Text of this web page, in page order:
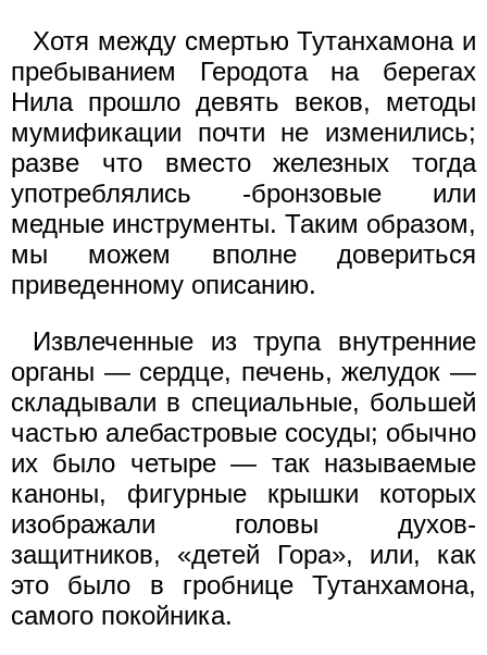
Хотя между смертью Тутанхамона и
пребыванием Геродота на берегах
Нила прошло девять веков, методы
мумификации почти не изменились;
разве что вместо железных тогда
употреблялись -бронзовые или
медные инструменты. Таким образом,
мы можем вполне довериться
приведенному описанию.
Извлеченные из трупа внутренние
органы — сердце, печень, желудок —
складывали в специальные, большей
частью алебастровые сосуды; обычно
их было четыре — так называемые
каноны, фигурные крышки которых
изображали головы духов-
защитников, «детей Гора», или, как
это было в гробнице Тутанхамона,
самого покойника.